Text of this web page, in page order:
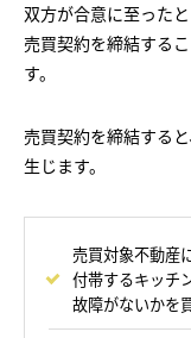
双方が合意に至った
売買契約を締結する
す。
売買契約を締結する
生じます。
売買対象不動産
付帯するキッチ
故障がないかを